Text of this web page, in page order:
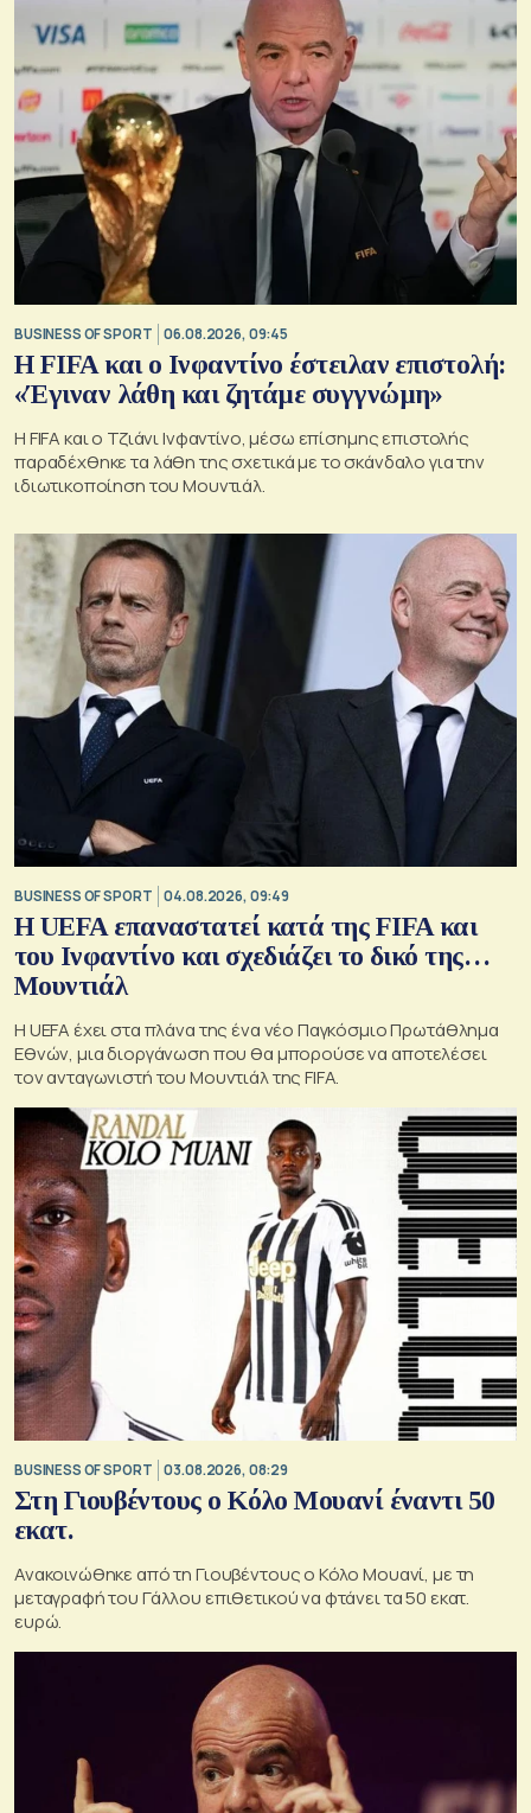
BUSINESS OF SPORT 06.08.2026, 09:45
Η FIFA και ο Ινφαντίνο έστειλαν επιστολή:
«Έγιναν λάθη και ζητάμε συγγνώμη»
Η FIFA και ο Τζιάνι Ινφαντίνο, μέσω επίσημης επιστολής
παραδέχθηκε τα λάθη της σχετικά με το σκάνδαλο για την
ιδιωτικοποίηση του Μουντιάλ.
BUSINESS OF SPORT 04.08.2026, 09:49
Η UEFA επαναστατεί κατά της FIFA και
του Ινφαντίνο και σχεδιάζει το δικό της…
Μουντιάλ
Η UEFA έχει στα πλάνα της ένα νέο Παγκόσμιο Πρωτάθλημα
Εθνών, μια διοργάνωση που θα μπορούσε να αποτελέσει
τον ανταγωνιστή του Μουντιάλ της FIFA.
BUSINESS OF SPORT 03.08.2026, 08:29
Στη Γιουβέντους ο Κόλο Μουανί έναντι 50
εκατ.
Ανακοινώθηκε από τη Γιουβέντους ο Κόλο Μουανί, με τη
μεταγραφή του Γάλλου επιθετικού να φτάνει τα 50 εκατ.
ευρώ.